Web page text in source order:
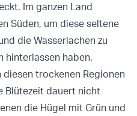
Im ganzen Land
Süden, um diese seltene
die Wasserlachen zu
hinterlassen haben.
trockenen Regionen
Blütezeit dauert nicht
die Hügel mit Grün und